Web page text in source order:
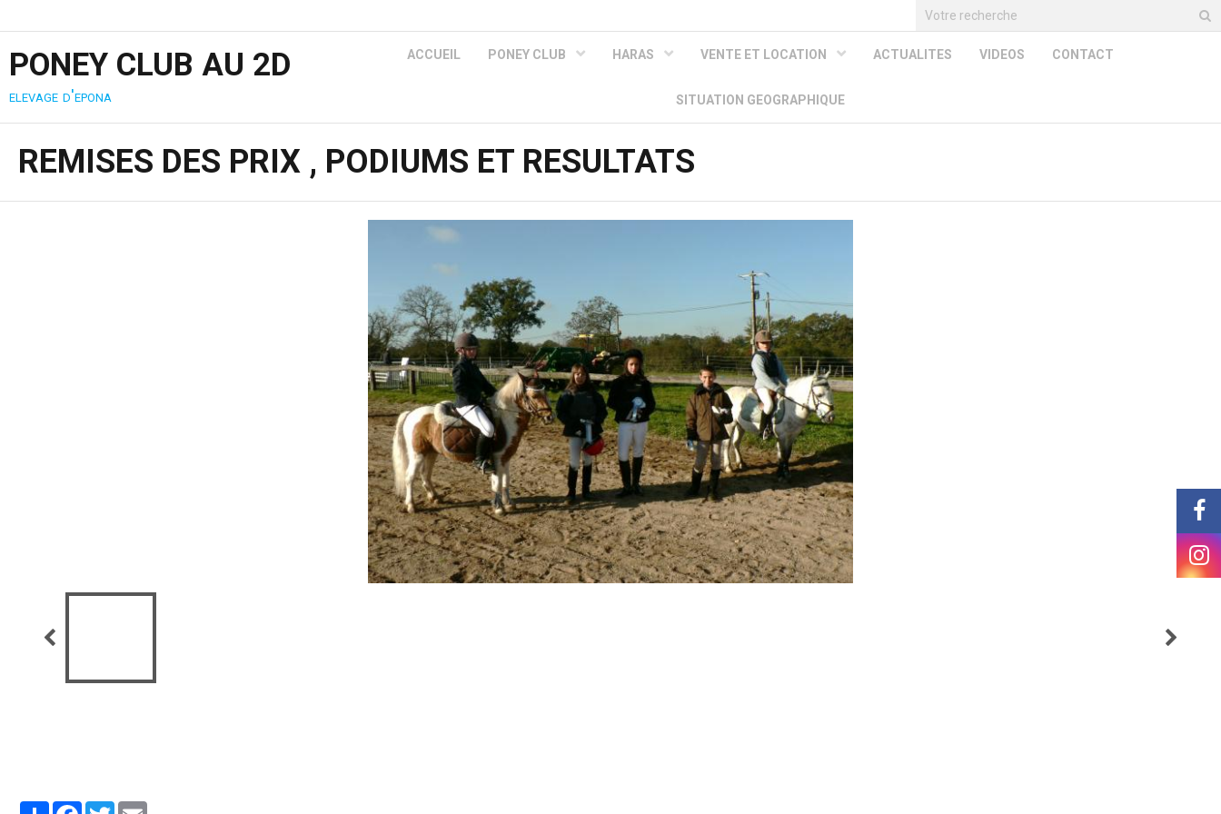
PONEY CLUB AU 2D
elevage d'epona
ACCUEIL PONEY CLUB HARAS VENTE ET LOCATION ACTUALITES VIDEOS CONTACT
SITUATION GEOGRAPHIQUE
REMISES DES PRIX , PODIUMS ET RESULTATS
PHOTOS-dorson-2007-015.jpg
PartagerFacebook
Twitter